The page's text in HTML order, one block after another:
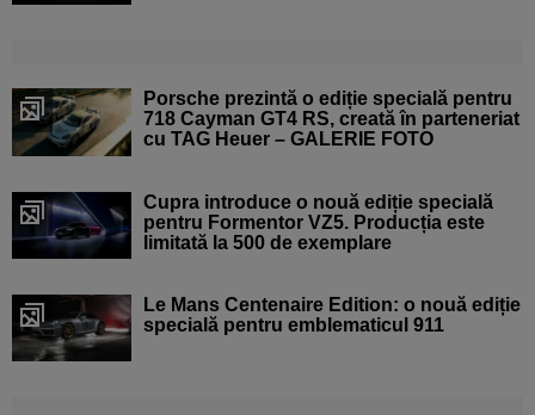
Porsche prezintă o ediție specială pentru
718 Cayman GT4 RS, creată în parteneriat
cu TAG Heuer – GALERIE FOTO
Cupra introduce o nouă ediție specială
pentru Formentor VZ5. Producția este
limitată la 500 de exemplare
Le Mans Centenaire Edition: o nouă ediție
specială pentru emblematicul 911